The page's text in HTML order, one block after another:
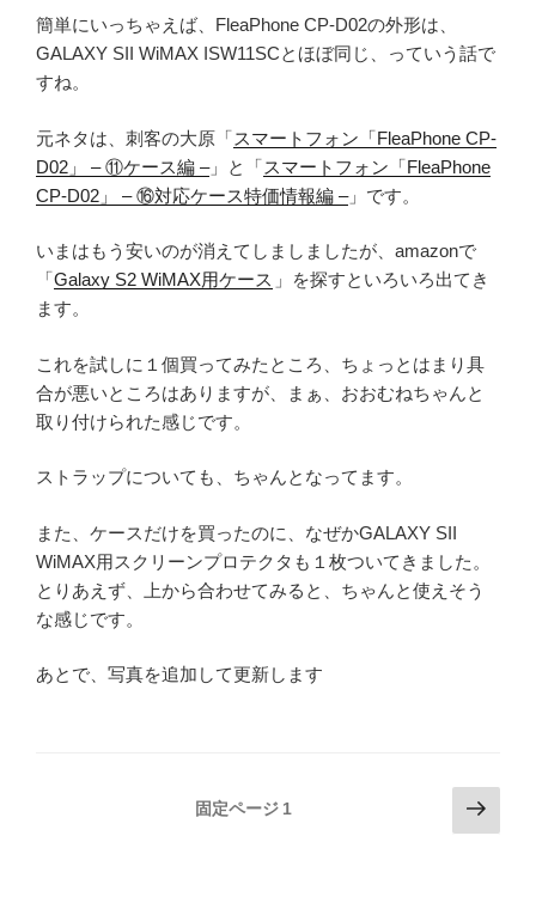
簡単にいっちゃえば、FleaPhone CP-D02の外形は、
GALAXY SII WiMAX ISW11SCとほぼ同じ、っていう話で
すね。
元ネタは、刺客の大原「スマートフォン「FleaPhone CP-
D02」 – ⑪ケース編 –」と「スマートフォン「FleaPhone
CP-D02」 – ⑯対応ケース特価情報編 –」です。
いまはもう安いのが消えてしましましたが、amazonで
「Galaxy S2 WiMAX用ケース 」を探すといろいろ出てき
ます。
これを試しに１個買ってみたところ、ちょっとはまり具
合が悪いところはありますが、まぁ、おおむねちゃんと
取り付けられた感じです。
ストラップについても、ちゃんとなってます。
また、ケースだけを買ったのに、なぜかGALAXY SII
WiMAX用スクリーンプロテクタも１枚ついてきました。
とりあえず、上から合わせてみると、ちゃんと使えそう
な感じです。
あとで、写真を追加して更新します
固定ページ 1
次
の